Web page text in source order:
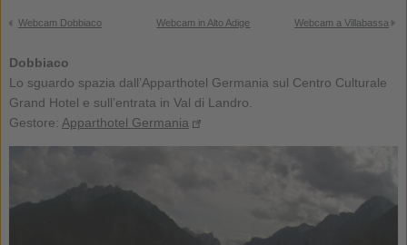
Webcam Dobbiaco Webcam in Alto Adige Webcam a Villabassa
Dobbiaco
Lo sguardo spazia dall’Apparthotel Germania sul Centro Culturale
Grand Hotel e sull’entrata in Val di Landro.
Gestore: Apparthotel Germania